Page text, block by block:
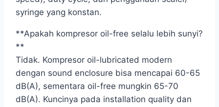
syringe yang konstan.
**Apakah kompresor oil-free selalu lebih sunyi?
**
Tidak. Kompresor oil-lubricated modern
dengan sound enclosure bisa mencapai 60-65
dB(A), sementara oil-free mungkin 65-70
dB(A). Kuncinya pada installation quality dan